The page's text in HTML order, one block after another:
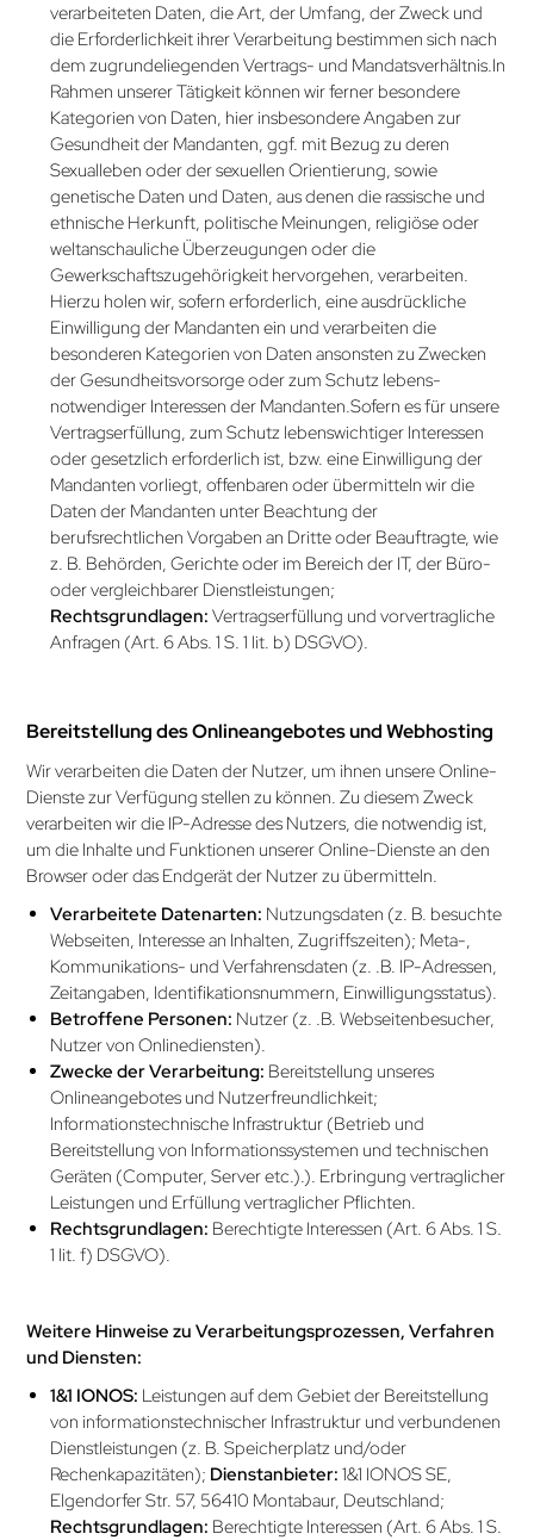
verarbeiteten Daten, die Art, der Umfang, der Zweck und
die Erforderlichkeit ihrer Verarbeitung bestimmen sich nach
dem zugrundeliegenden Vertrags- und Mandats­verhältnis.In
Rahmen unserer Tätigkeit können wir ferner besondere
Kategorien von Daten, hier insbesondere Angaben zur
Gesundheit der Mandanten, ggf. mit Bezug zu deren
Sexualleben oder der sexuellen Orientierung, sowie
genetische Daten und Daten, aus denen die rassische und
ethnische Herkunft, politische Meinungen, religiöse oder
weltanschauliche Überzeugungen oder die
Gewerkschaftszugehörigkeit hervorgehen, verarbeiten.
Hierzu holen wir, sofern erforderlich, eine ausdrückliche
Einwilligung der Mandanten ein und verarbeiten die
besonderen Kategorien von Daten ansonsten zu Zwecken
der Gesundheitsvorsorge oder zum Schutz lebens­
notwendiger Interessen der Mandanten.Sofern es für unsere
Vertragserfüllung, zum Schutz lebenswichtiger Interessen
oder gesetzlich erforderlich ist, bzw. eine Einwilligung der
Mandanten vorliegt, offenbaren oder übermitteln wir die
Daten der Mandanten unter Beachtung der
berufsrechtlichen Vorgaben an Dritte oder Beauftragte, wie
z. B. Behörden, Gerichte oder im Bereich der IT, der Büro-
oder vergleichbarer Dienst­leistungen;
Rechtsgrundlagen: Vertragserfüllung und vorvertragliche
Anfragen (Art. 6 Abs. 1 S. 1 lit. b) DSGVO).
Bereitstellung des Online­angebotes und Webhosting
Wir verarbeiten die Daten der Nutzer, um ihnen unsere Online-
Dienste zur Verfügung stellen zu können. Zu diesem Zweck
verarbeiten wir die IP-Adresse des Nutzers, die notwendig ist,
um die Inhalte und Funktionen unserer Online-Dienste an den
Browser oder das Endgerät der Nutzer zu übermitteln.
Verarbeitete Datenarten: Nutzungsdaten (z. B. besuchte
Webseiten, Interesse an Inhalten, Zugriffszeiten); Meta-,
Kommunikations- und Verfahrensdaten (z. .B. IP-Adressen,
Zeitangaben, Identifikationsnummern, Einwilligungsstatus).
Betroffene Personen: Nutzer (z. .B. Webseitenbesucher,
Nutzer von Onlinediensten).
Zwecke der Verarbeitung: Bereitstellung unseres
Onlineangebotes und Nutzerfreundlichkeit;
Informationstechnische Infrastruktur (Betrieb und
Bereitstellung von Informationssystemen und technischen
Geräten (Computer, Server etc.).). Erbringung vertraglicher
Leistungen und Erfüllung vertraglicher Pflichten.
Rechtsgrundlagen: Berechtigte Interessen (Art. 6 Abs. 1 S.
1 lit. f) DSGVO).
Weitere Hinweise zu Verarbeitungsprozessen, Verfahren
und Diensten:
1&1 IONOS: Leistungen auf dem Gebiet der Bereitstellung
von informationstechnischer Infrastruktur und verbundenen
Dienstleistungen (z. B. Speicherplatz und/oder
Rechenkapazitäten); Dienstanbieter: 1&1 IONOS SE,
Elgendorfer Str. 57, 56410 Montabaur, Deutschland;
Rechtsgrundlagen: Berechtigte Interessen (Art. 6 Abs. 1 S.